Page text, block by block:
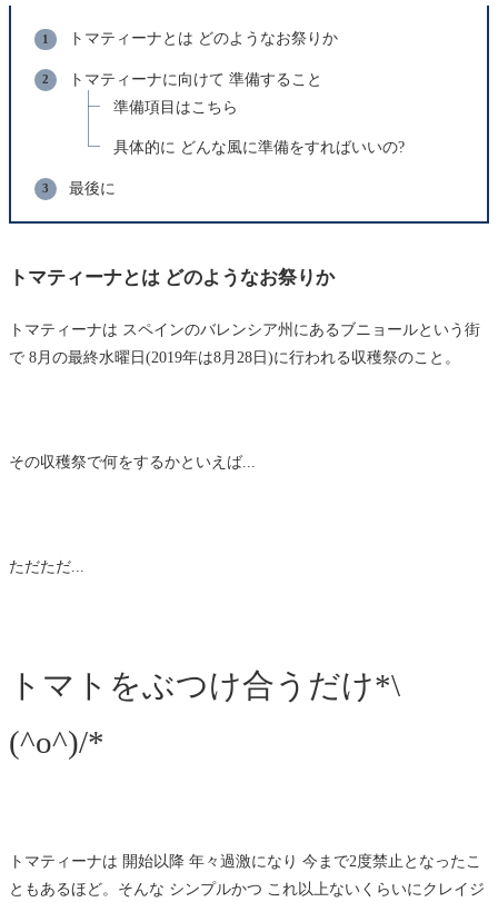
トマティーナとは どのようなお祭りか
トマティーナに向けて 準備すること
準備項目はこちら
具体的に どんな風に準備をすればいいの?
最後に
トマティーナとは どのようなお祭りか
トマティーナは スペインのバレンシア州にあるブニョールという街
で 8月の最終水曜日(2019年は8月28日)に行われる収穫祭のこと。
その収穫祭で何をするかといえば...
ただただ...
トマトをぶつけ合うだけ*\
(^o^)/*
トマティーナは 開始以降 年々過激になり 今まで2度禁止となったこ
ともあるほど。そんな シンプルかつ これ以上ないくらいにクレイジ